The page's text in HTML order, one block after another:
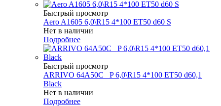
Быстрый просмотр
Aero A1605 6,0\R15 4*100 ET50 d60 S
Нет в наличии
Подробнее
Быстрый просмотр
ARRIVO 64A50C _P 6,0\R15 4*100 ET50 d60,1
Black
Нет в наличии
Подробнее